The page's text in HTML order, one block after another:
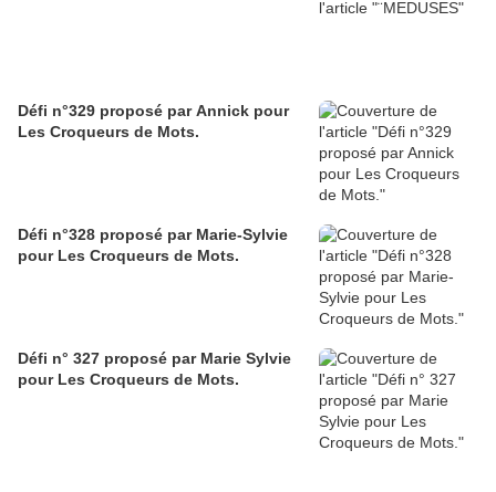
Défi n°329 proposé par Annick pour
Les Croqueurs de Mots.
Défi n°328 proposé par Marie-Sylvie
pour Les Croqueurs de Mots.
Défi n° 327 proposé par Marie Sylvie
pour Les Croqueurs de Mots.